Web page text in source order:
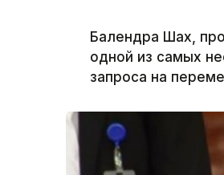
Балендра Шах,
одной из самых
запроса на